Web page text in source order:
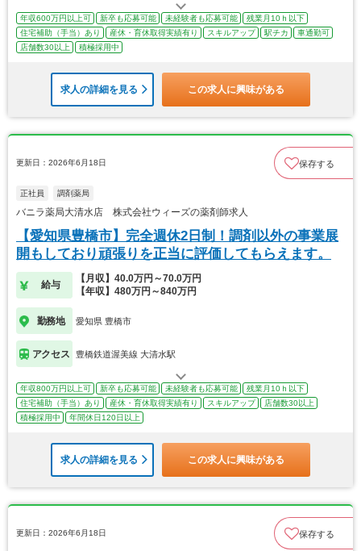
年収600万円以上可 新卒も応募可能 未経験者も応募可能
残業月10ｈ以下
住宅補助（手当）あり
産休・育休取得実績有り スキルアップ 駅チカ
車通勤可
店舗数30以上
積極採用中
求人の詳細を見る この求人に興味がある
更新日：2026年6月18日 保存する
正社員 調剤薬局
バニラ薬局大清水店 株式会社ウィーズの薬剤師求人
【愛知県豊橋市】完全週休2日制！調剤以外の事業展
開もしており頑張りを正当に評価してもらえます。
給与
【月収】40.0万円～70.0万円
【年収】480万円～840万円
勤務地 愛知県 豊橋市
アクセス 豊橋鉄道渥美線 大清水駅
年収800万円以上可 新卒も応募可能 未経験者も応募可能
残業月10ｈ以下
住宅補助（手当）あり
産休・育休取得実績有り スキルアップ
店舗数30以上
積極採用中
年間休日120日以上
求人の詳細を見る この求人に興味がある
更新日：2026年6月18日 保存する